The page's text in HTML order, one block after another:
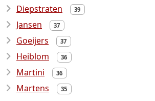
Diepstraten 39
Jansen 37
Goeijers 37
Heiblom 36
Martini 36
Martens 35